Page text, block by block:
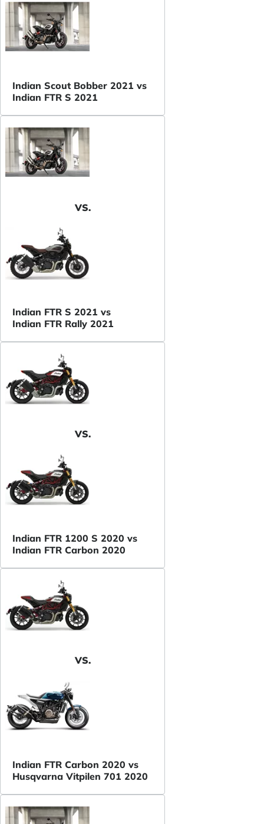
Indian Scout Bobber 2021 vs
Indian FTR S 2021
VS.
Indian FTR S 2021 vs
Indian FTR Rally 2021
VS.
Indian FTR 1200 S 2020 vs
Indian FTR Carbon 2020
VS.
Indian FTR Carbon 2020 vs
Husqvarna Vitpilen 701 2020